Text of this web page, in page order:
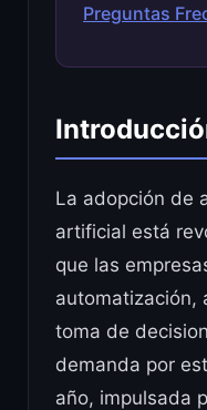
Preguntas
La adopción de
artificial está
que las
automatización,
toma de
demanda por
año, impulsada